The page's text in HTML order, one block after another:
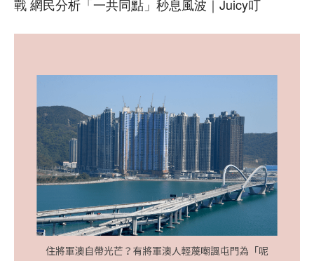
戰 網民分析「一共同點」秒息風波｜Juicy叮